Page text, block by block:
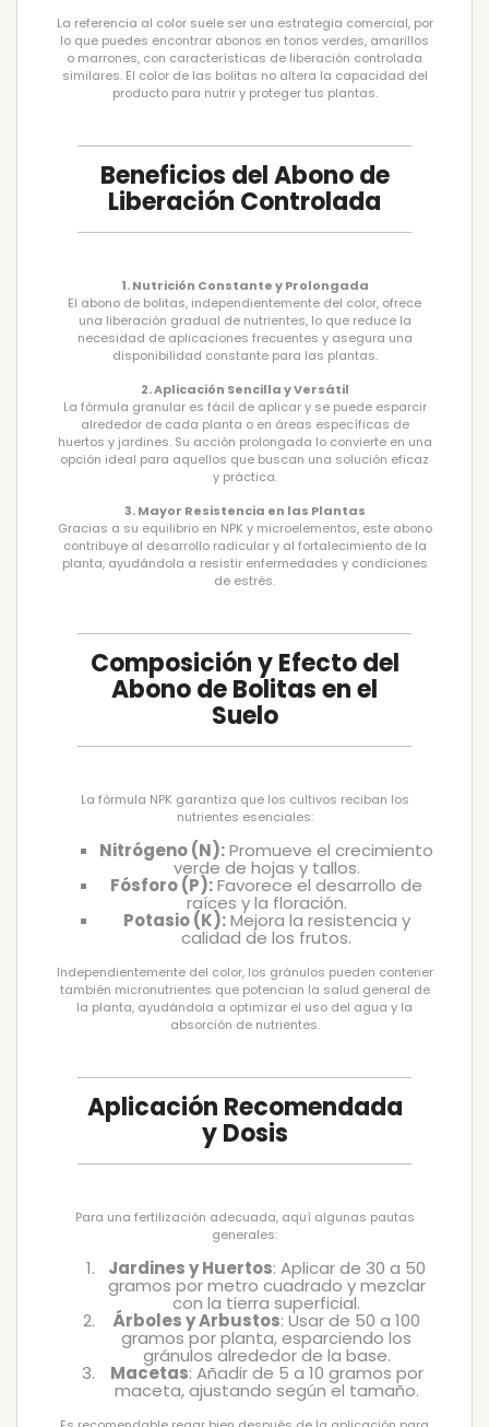
La referencia al color suele ser una estrategia comercial, por
lo que puedes encontrar abonos en tonos verdes, amarillos
o marrones, con características de liberación controlada
similares. El color de las bolitas no altera la capacidad del
producto para nutrir y proteger tus plantas.
Beneficios del Abono de
Liberación Controlada
1. Nutrición Constante y Prolongada
El abono de bolitas, independientemente del color, ofrece
una liberación gradual de nutrientes, lo que reduce la
necesidad de aplicaciones frecuentes y asegura una
disponibilidad constante para las plantas.
2. Aplicación Sencilla y Versátil
La fórmula granular es fácil de aplicar y se puede esparcir
alrededor de cada planta o en áreas específicas de
huertos y jardines. Su acción prolongada lo convierte en una
opción ideal para aquellos que buscan una solución eficaz
y práctica.
3. Mayor Resistencia en las Plantas
Gracias a su equilibrio en NPK y microelementos, este abono
contribuye al desarrollo radicular y al fortalecimiento de la
planta, ayudándola a resistir enfermedades y condiciones
de estrés.
Composición y Efecto del
Abono de Bolitas en el
Suelo
La fórmula NPK garantiza que los cultivos reciban los
nutrientes esenciales:
Nitrógeno (N):Promueve el crecimiento
verde de hojas y tallos.
Fósforo (P):Favorece el desarrollo de
raíces y la floración.
Potasio (K):Mejora la resistencia y
calidad de los frutos.
Independientemente del color, los gránulos pueden contener
también micronutrientes que potencian la salud general de
la planta, ayudándola a optimizar el uso del agua y la
absorción de nutrientes.
Aplicación Recomendada
y Dosis
Para una fertilización adecuada, aquí algunas pautas
generales:
Jardines y Huertos: Aplicar de 30 a 50
gramos por metro cuadrado y mezclar
con la tierra superficial.
Árboles y Arbustos: Usar de 50 a 100
gramos por planta, esparciendo los
gránulos alrededor de la base.
Macetas: Añadir de 5 a 10 gramos por
maceta, ajustando según el tamaño.